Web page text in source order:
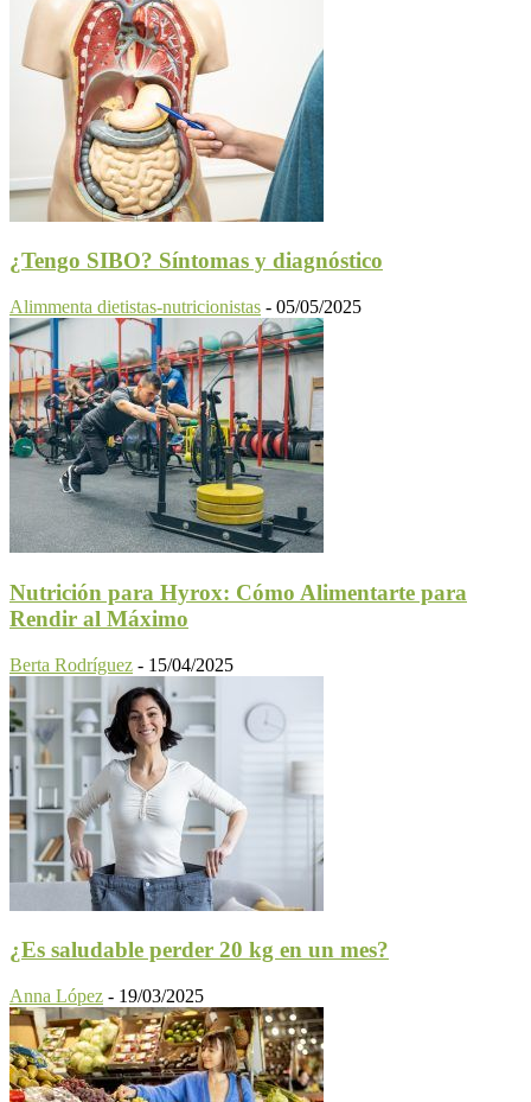
¿Tengo SIBO? Síntomas y diagnóstico
Alimmenta dietistas-nutricionistas - 05/05/2025
Nutrición para Hyrox: Cómo Alimentarte para
Rendir al Máximo
Berta Rodríguez - 15/04/2025
¿Es saludable perder 20 kg en un mes?
Anna López - 19/03/2025